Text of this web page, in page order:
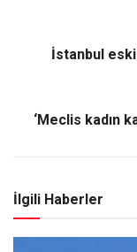
İstanbul eski
‘Meclis kadın
İlgili Haberler